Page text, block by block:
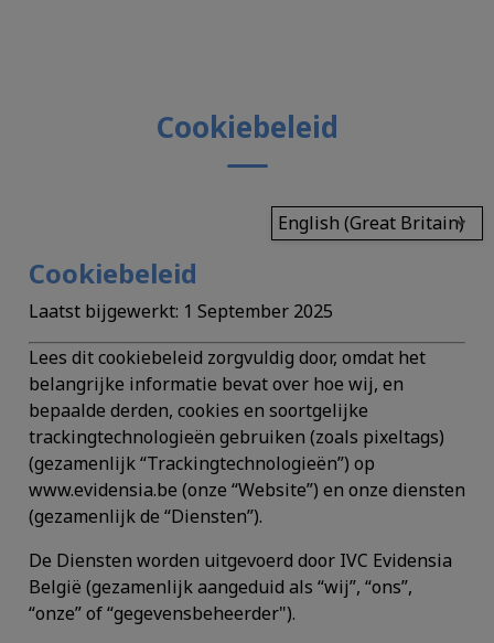
Cookiebeleid
English (Great Britain)
Cookiebeleid
Laatst bijgewerkt: 1 September 2025
Lees dit cookiebeleid zorgvuldig door, omdat het
belangrijke informatie bevat over hoe wij, en
bepaalde derden, cookies en soortgelijke
trackingtechnologieën gebruiken (zoals pixeltags)
(gezamenlijk “Trackingtechnologieën”) op
www.evidensia.be (onze “Website”) en onze diensten
(gezamenlijk de “Diensten”).
De Diensten worden uitgevoerd door IVC Evidensia
België (gezamenlijk aangeduid als “wij”, “ons”,
“onze” of “gegevensbeheerder").